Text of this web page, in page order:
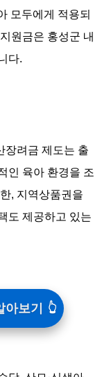
모두에게 적용되
원금은 홍성군 내
다.
장려금 제도는 출
인 육아 환경을 조
, 지역상품권을
도 제공하고 있는
보기